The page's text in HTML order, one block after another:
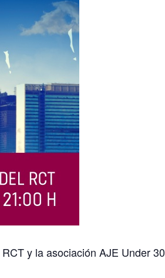
y la asociación AJE Under 30